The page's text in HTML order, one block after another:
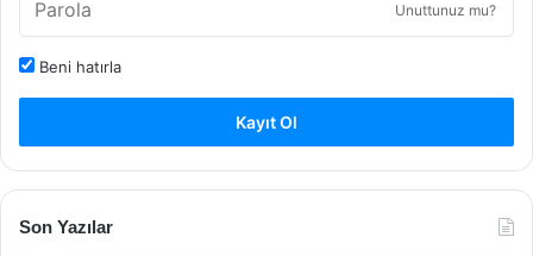
Unuttunuz mu?
Beni hatırla
Kayıt Ol
Son Yazılar